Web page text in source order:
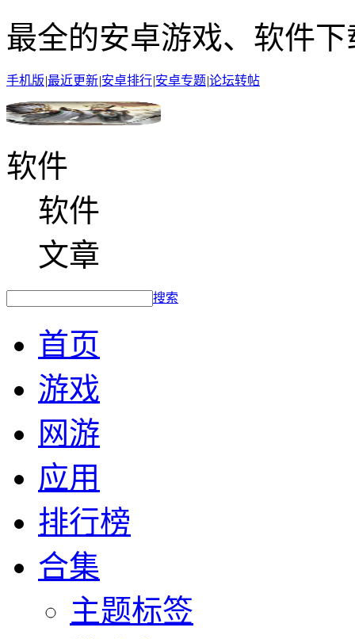
最全的安卓游戏、软件下
手机版|最近更新|安卓排行|安卓专题|论坛转帖
软件
软件
文章
搜索
首页
游戏
网游
应用
排行榜
合集
主题标签